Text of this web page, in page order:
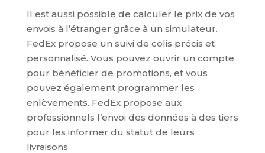
Il est aussi possible de calculer le prix de vos
envois à l’étranger grâce à un simulateur.
FedEx propose un suivi de colis précis et
personnalisé. Vous pouvez ouvrir un compte
pour bénéficier de promotions, et vous
pouvez également programmer les
enlèvements. FedEx propose aux
professionnels l’envoi des données à des tiers
pour les informer du statut de leurs
livraisons.